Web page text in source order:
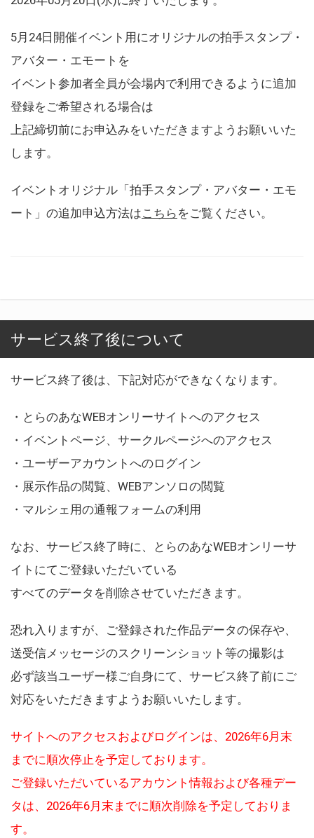
5月24日開催イベント用にオリジナルの拍手スタンプ・
アバター・エモートを
イベント参加者全員が会場内で利用できるように追加
登録をご希望される場合は
上記締切前にお申込みをいただきますようお願いいた
します。
イベントオリジナル「拍手スタンプ・アバター・エモ
ート」の追加申込方法はこちら をご覧ください。
サービス終了後について
サービス終了後は、下記対応ができなくなります。
・とらのあなWEBオンリーサイトへのアクセス
・イベントページ、サークルページへのアクセス
・ユーザーアカウントへのログイン
・展示作品の閲覧、WEBアンソロの閲覧
・マルシェ用の通報フォームの利用
なお、サービス終了時に、とらのあなWEBオンリーサ
イトにてご登録いただいている
すべてのデータを削除させていただきます。
恐れ入りますが、ご登録された作品データの保存や、
送受信メッセージのスクリーンショット等の撮影は
必ず該当ユーザー様ご自身にて、サービス終了前にご
対応をいただきますようお願いいたします。
サイトへのアクセスおよびログインは、2026年6月末
までに順次停止を予定しております。
ご登録いただいているアカウント情報および各種デー
タは、2026年6月末までに順次削除を予定しておりま
す。